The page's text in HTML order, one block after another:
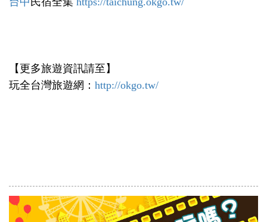
【更多旅遊資訊請至】
玩全台灣旅遊網： http://okgo.tw/